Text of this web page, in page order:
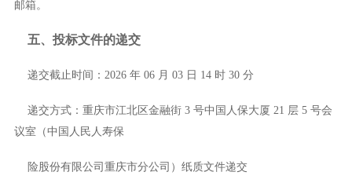
邮箱。
五、投标文件的递交
递交截止时间： 2026 年 06 月 03 日 14 时 30 分
递交方式： 重庆市江北区金融街 3 号中国人保大厦 21 层 5 号会
议室（中国人民人寿保
险股份有限公司重庆市分公司）纸质文件递交